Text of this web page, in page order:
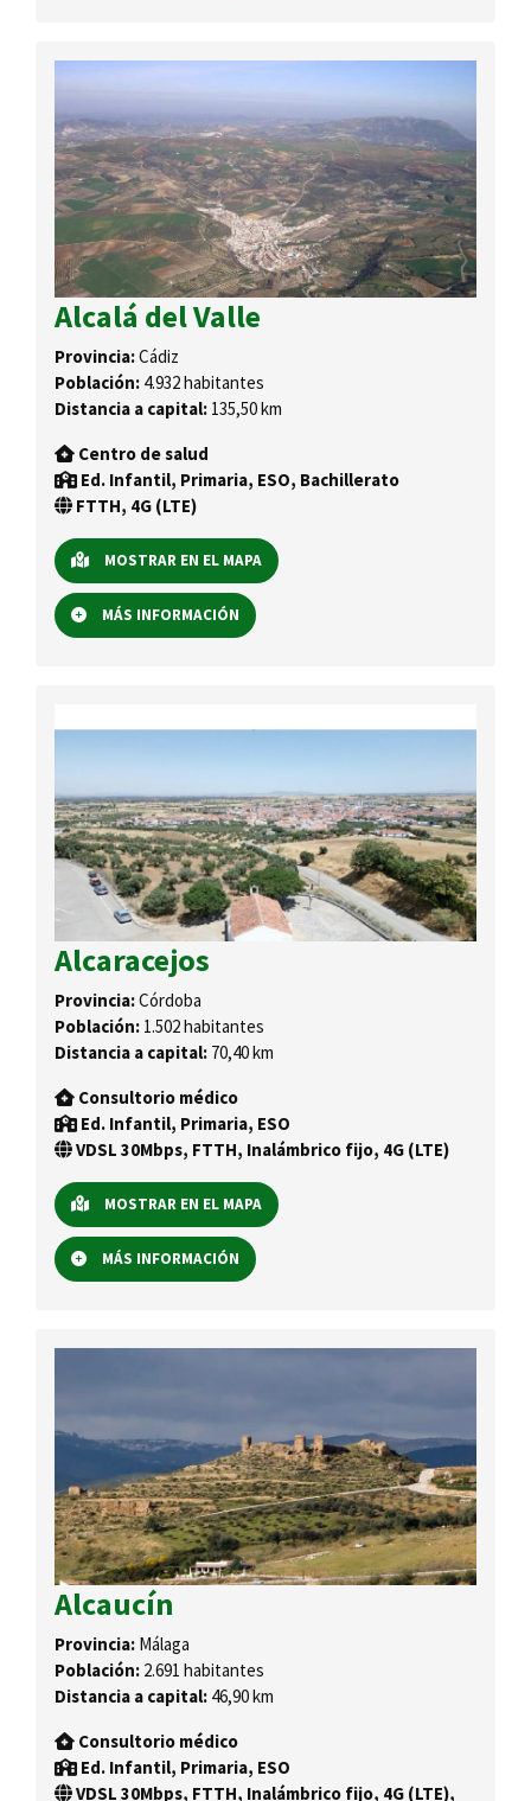
Alcalá del Valle
Provincia:Cádiz
Población: 4.932 habitantes
Distancia a capital: 135,50 km
Centro de salud
Ed. Infantil, Primaria, ESO, Bachillerato
FTTH, 4G (LTE)
MOSTRAR EN EL MAPA
MÁS INFORMACIÓN
Alcaracejos
Provincia:Córdoba
Población: 1.502 habitantes
Distancia a capital: 70,40 km
Consultorio médico
Ed. Infantil, Primaria, ESO
VDSL 30Mbps, FTTH, Inalámbrico fijo, 4G (LTE)
MOSTRAR EN EL MAPA
MÁS INFORMACIÓN
Alcaucín
Provincia: Málaga
Población: 2.691 habitantes
Distancia a capital: 46,90 km
Consultorio médico
Ed. Infantil, Primaria, ESO
VDSL 30Mbps, FTTH, Inalámbrico fijo, 4G (LTE),